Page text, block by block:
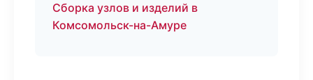
Сборка узлов и изделий в
Комсомольск-на-Амуре